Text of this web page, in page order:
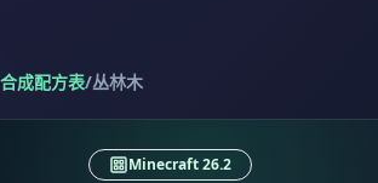
合成配方表/丛林木
Minecraft 26.2